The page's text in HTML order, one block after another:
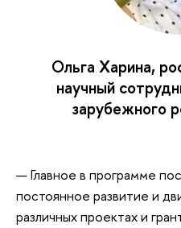
Ольга Харина,
научный
зарубежного
— Главное в программе
постоянное развитие и
различных проектах и